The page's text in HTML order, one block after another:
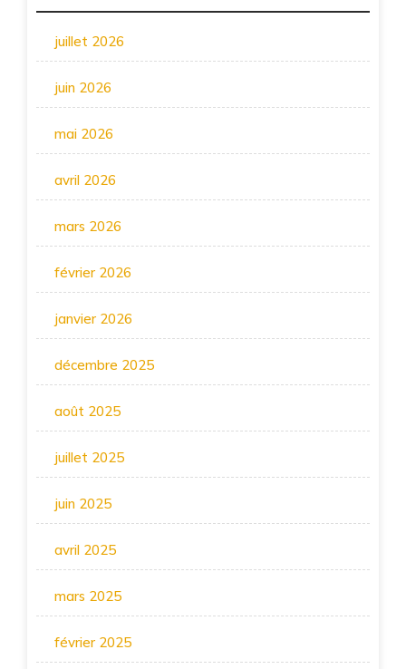
juillet 2026
juin 2026
mai 2026
avril 2026
mars 2026
février 2026
janvier 2026
décembre 2025
août 2025
juillet 2025
juin 2025
avril 2025
mars 2025
février 2025